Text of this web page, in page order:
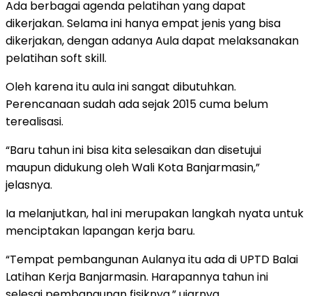
Ada berbagai agenda pelatihan yang dapat
dikerjakan. Selama ini hanya empat jenis yang bisa
dikerjakan, dengan adanya Aula dapat melaksanakan
pelatihan soft skill.
Oleh karena itu aula ini sangat dibutuhkan.
Perencanaan sudah ada sejak 2015 cuma belum
terealisasi.
“Baru tahun ini bisa kita selesaikan dan disetujui
maupun didukung oleh Wali Kota Banjarmasin,”
jelasnya.
Ia melanjutkan, hal ini merupakan langkah nyata untuk
menciptakan lapangan kerja baru.
“Tempat pembangunan Aulanya itu ada di UPTD Balai
Latihan Kerja Banjarmasin. Harapannya tahun ini